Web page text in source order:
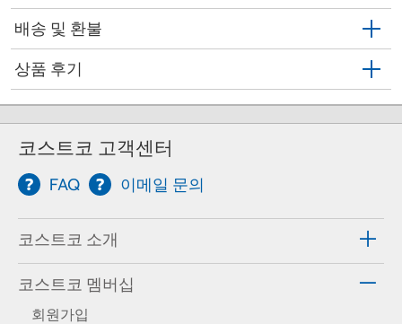
배송 및 환불
상품 후기
코스트코 고객센터
FAQ 이메일 문의
코스트코 소개
코스트코 멤버십
회원가입